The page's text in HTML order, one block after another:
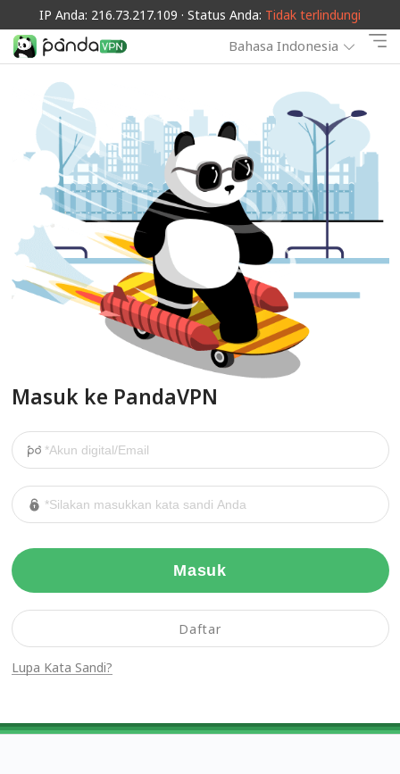
IP Anda: 216.73.217.109 · Status Anda: Tidak terlindungi
Bahasa Indonesia
Masuk ke PandaVPN
Masuk
Lupa Kata Sandi?
Daftar